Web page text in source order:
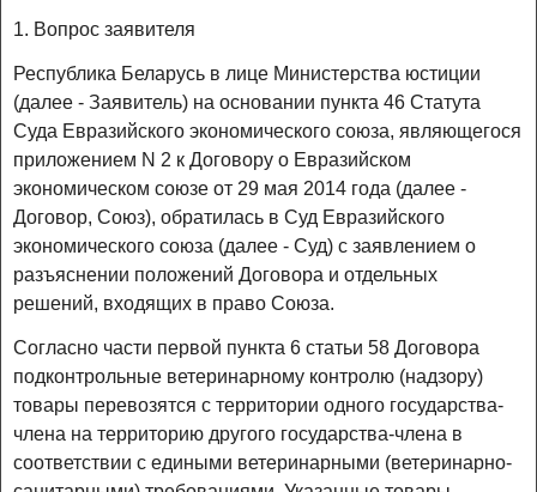
1. Вопрос заявителя
Республика Беларусь в лице Министерства юстиции
(далее - Заявитель) на основании пункта 46 Статута
Суда Евразийского экономического союза, являющегося
приложением N 2 к Договору о Евразийском
экономическом союзе от 29 мая 2014 года (далее -
Договор, Союз), обратилась в Суд Евразийского
экономического союза (далее - Суд) с заявлением о
разъяснении положений Договора и отдельных
решений, входящих в право Союза.
Согласно части первой пункта 6 статьи 58 Договора
подконтрольные ветеринарному контролю (надзору)
товары перевозятся с территории одного государства-
члена на территорию другого государства-члена в
соответствии с едиными ветеринарными (ветеринарно-